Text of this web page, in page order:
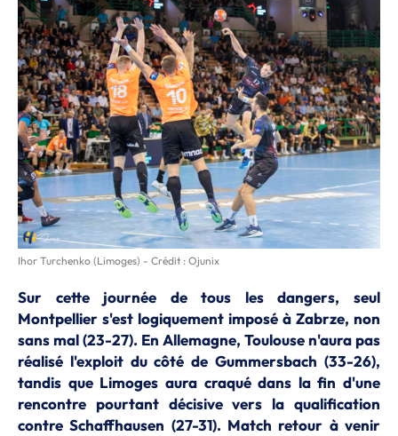
Ihor Turchenko (Limoges) - Crédit : Ojunix
Sur cette journée de tous les dangers, seul
Montpellier s'est logiquement imposé à Zabrze, non
sans mal (23-27). En Allemagne, Toulouse n'aura pas
réalisé l'exploit du côté de Gummersbach (33-26),
tandis que Limoges aura craqué dans la fin d'une
rencontre pourtant décisive vers la qualification
contre Schaffhausen (27-31). Match retour à venir